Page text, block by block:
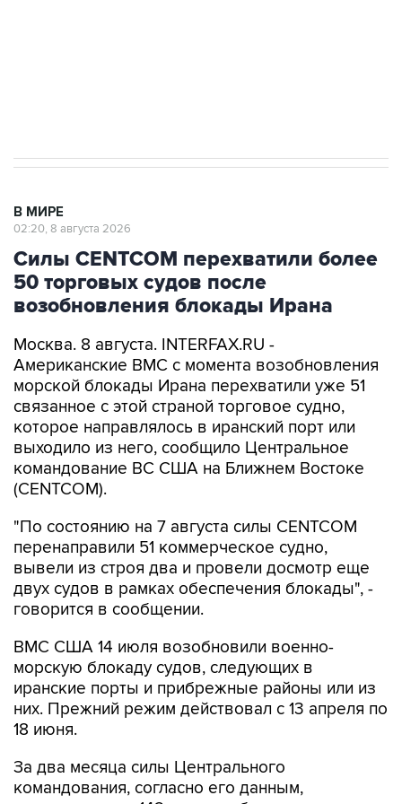
В МИРЕ
02:20, 8 августа 2026
Силы CENTCOM перехватили более
50 торговых судов после
возобновления блокады Ирана
Москва. 8 августа. INTERFAX.RU -
Американские ВМС с момента возобновления
морской блокады Ирана перехватили уже 51
связанное с этой страной торговое судно,
которое направлялось в иранский порт или
выходило из него, сообщило Центральное
командование ВС США на Ближнем Востоке
(CENTCOM).
"По состоянию на 7 августа силы CENTCOM
перенаправили 51 коммерческое судно,
вывели из строя два и провели досмотр еще
двух судов в рамках обеспечения блокады", -
говорится в сообщении.
ВМС США 14 июля возобновили военно-
морскую блокаду судов, следующих в
иранские порты и прибрежные районы или из
них. Прежний режим действовал с 13 апреля по
18 июня.
За два месяца силы Центрального
командования, согласно его данным,